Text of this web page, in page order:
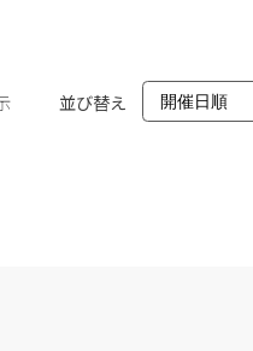
並び替え